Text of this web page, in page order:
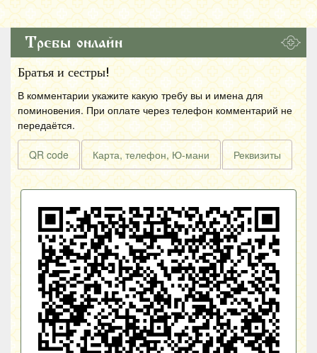
Требы онлайн
Братья и сестры!
В комментарии укажите какую требу вы и имена для
поминовения. При оплате через телефон комментарий не
передаётся.
QR code Карта, телефон, Ю-мани Реквизиты